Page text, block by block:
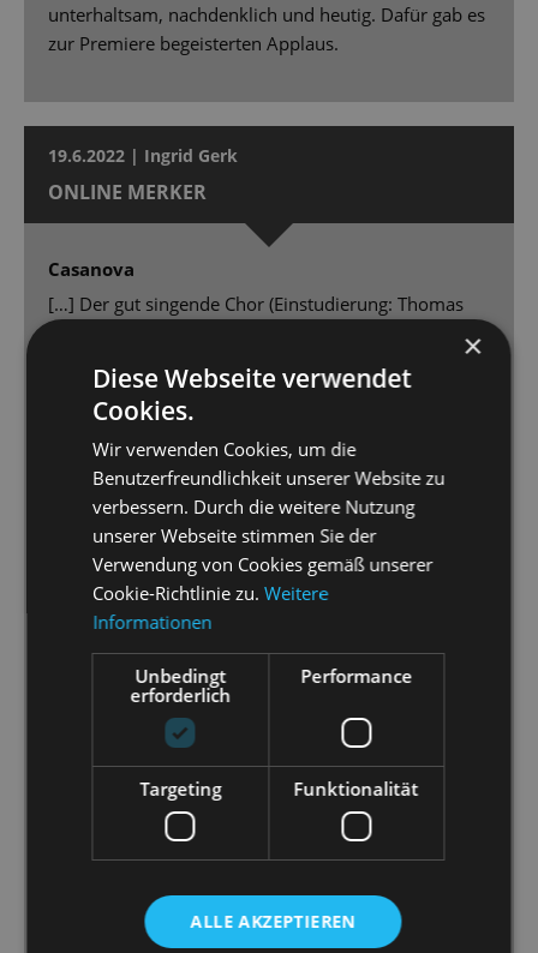
unterhaltsam, nachdenklich und heutig. Dafür gab es
zur Premiere begeisterten Applaus.
19.6.2022 | Ingrid Gerk
ONLINE MERKER
Casanova
[…] Der gut singende Chor (Einstudierung: Thomas
Häschen in Wien (allzu wörtlich genommen),
Soldaten, Sittenpolizei, Nonnen usw. (Choreografie:
Jörn-Felix Alt) und das Orchester der Staatsoperette
(Musikalische Leitung: Christian Garbosnik) bildeten
eine gute Grundlage für das Solisten-Ensemble, von
dem die prächtig singende und spielende Ingeborg
Schöpf als Kaisern Maria Theresia ihrer Rolle Profil
und Niveau verlieh, und Christina Maria Fercher als
von gleich mehreren begehrte Laura mit Anmut,
Charme und niveauvollem Schöngesang die Herzen
eroberte und keine Wünsche offen ließ.
[...] Als Barbarina konnte die über allem in einem
Schwebe-Rahmen schwebende Jeannette Oswald
überzeugen, die echt revuemäßig sang und tanzte,
und als kesse Berliner Göre namens Trude Florentine
Schumacher mit ihrem beachtlichen
Dolores selbst spielen. […] Die Kostüme von Edith
Kollath sind teils raffiniert geschnitten, teils – typisch
×
Diese Webseite verwendet
Cookies.
Wir verwenden Cookies, um die
Benutzerfreundlichkeit unserer Website zu
verbessern. Durch die weitere Nutzung
unserer Webseite stimmen Sie der
Verwendung von Cookies gemäß unserer
Cookie-Richtlinie zu.Weitere
Informationen
Unbedingt
erforderlich
Performance
Targeting Funktionalität
ALLE AKZEPTIEREN